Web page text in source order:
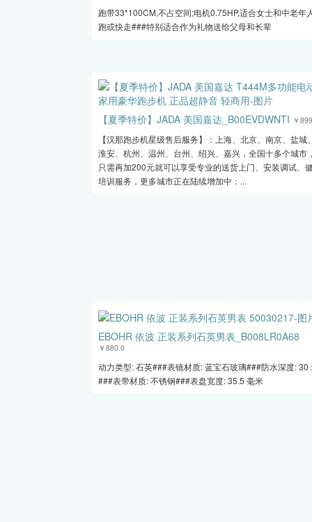
跑带33*100CM,不占空间;电机0.75HP,适合女士和中老年
跑或快走###特别适合作为礼物送给父母和长辈
【夏季特价】JADA 美国嘉达_B00EVDWNTI ￥
【汉那跑步机星级售后服务】：上海、北京、南京、盐城
淮安、杭州、温州、台州、绍兴、嘉兴，全国十多个城市
只需再加200元就可以享受专业的送货上门、安装调试、
培训服务，更多城市正在陆续增加中：...
EBOHR 依波 正装系列石英男表_B008LR0A68
￥880.0
动力类型: 石英###表镜材质: 蓝宝石玻璃###防水深度: 30
###表带材质: 不锈钢###表盘宽度: 35.5 毫米